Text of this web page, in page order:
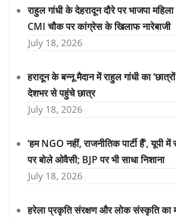
राहुल गांधी के देहरादून दौरे पर भाजपा महिला
CMI चौक पर कांग्रेस के खिलाफ नारेबाजी
July 18, 2026
हरादून के बन्नू मैदान में राहुल गांधी का
देशभर से पहुंचे छात्र
July 18, 2026
‘हम NGO नहीं, राजनीतिक पार्टी हैं’, यूपी
पर बोले ओवैसी; BJP पर भी साधा निशाना
July 18, 2026
हरेला प्रकृति संरक्षण और लोक संस्कृति का